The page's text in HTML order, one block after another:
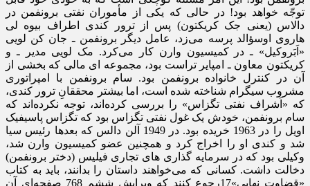
توجّه خواهد بود! در حالی که یکی از مأموران نفتی برونفمن در
دالاس (یعنی جک کریکتون) پس از ترور کندی اطراف بیوه لی
هاروی اوسؤالد پرسه می‌زد، عامل دیگر برونفمن ـ جان کن لویی
«اَبَروکیل» ـ در کمیسیون وارن کار می‌کرد. مک لویی مدیر ـ و
کریکتون معاون ـ امپایر تراست بود، مجموعه‌ ای مالی که بخشی از
آن در کنترل خانواده برونفمن بود. سام برونفمن با امپراتوری
مشروب سیگرام شناخته شده است، اما بیشتر محققانِ ترور کندی،
که «اَشراف نفتی تگزاس» را بررسی کرده‌اند، توجه نکرده‌اند که
سام برونفمن، خودش یک غول نفتی تگزاس بود که تگزاس پاسیفیک
اویل را در 1963 خریده بود. در 1949 آلن دالس که بعدها رئیس سیا
شد و کندی او را اخراج کرد و همچنین عضو کمیسیون وارن شد،
وکیلی بود که در سرمایه ‌گذاری ‌های تجاری فیلیس (دختر برونفمن)
دخالت داشت. کسانی که می‌خواهند داستان را بدانند، باید به کتاب
«قضاوت نهایی»17رجوع کنند که ویرایش ششم 768 صفحه‌ای آن